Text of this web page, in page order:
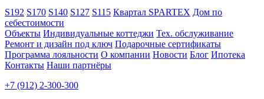
S192 S170 S140 S127 S115 Квартал SPARTEX Дом по
себестоимости
Объекты Индивидуальные коттеджи Тех. обслуживание
Ремонт и дизайн под ключ Подарочные сертификаты
Программа лояльности О компании Новости Блог Ипотека
Контакты Наши партнёры
+7 (912) 2-300-300